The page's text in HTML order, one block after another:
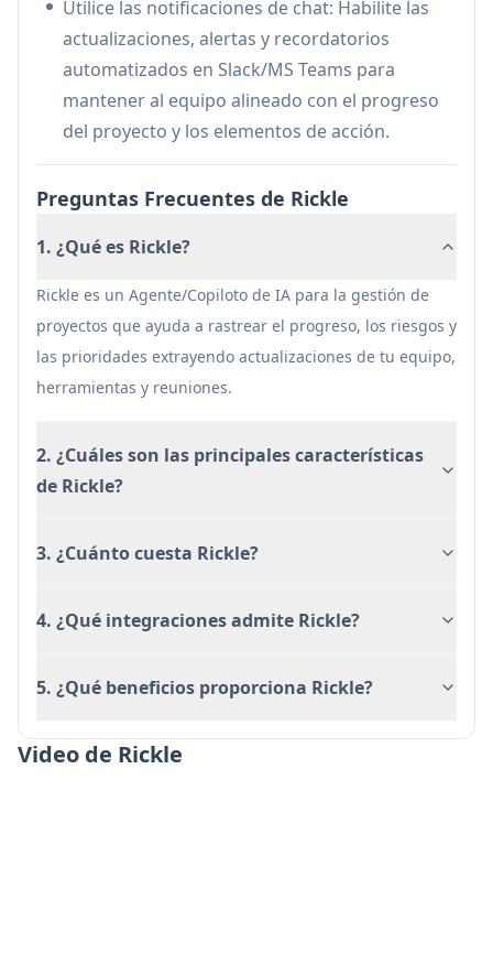
diversas tareas de gestión de proyectos
Desventajas
Las horas de reunión son limitadas en los
planes básicos
equipos aún están en desarrollo
El precio podría ser alto para los equipos más
pequeños
Utilice las notificaciones de chat: Habilite las
actualizaciones, alertas y recordatorios
automatizados en Slack/MS Teams para
mantener al equipo alineado con el progreso
del proyecto y los elementos de acción.
Preguntas Frecuentes de Rickle
1. ¿Qué es Rickle?
Rickle es un Agente/Copiloto de IA para la gestión de
proyectos que ayuda a rastrear el progreso, los riesgos y
las prioridades extrayendo actualizaciones de tu equipo,
herramientas y reuniones.
2. ¿Cuáles son las principales características
de Rickle?
3. ¿Cuánto cuesta Rickle?
4. ¿Qué integraciones admite Rickle?
5. ¿Qué beneficios proporciona Rickle?
Video de Rickle